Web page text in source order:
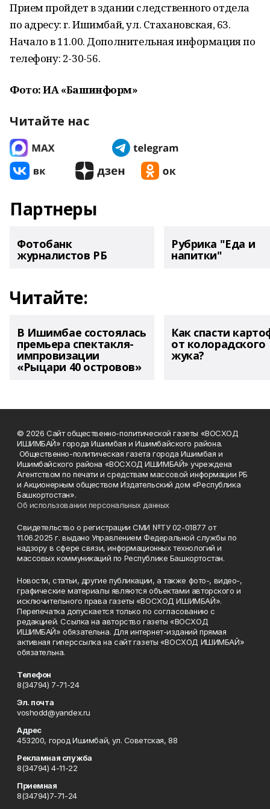
Прием пройдет в здании следственного отдела
по адресу: г. Ишимбай, ул. Стахановская, 63.
Начало в 11.00. Дополнительная информация по
телефону: 2-30-56.
Фото: ИА «Башинформ»
Читайте нас
Партнеры
Фотобанк
журналистов РБ
Рубрика "Еда и
напитки"
Читайте:
В Ишимбае состоялась
премьера спектакля-
импровизации
«Рыцари 40 островов»
Как спасти
от колорадского
жука?
© 2026 Сайт общественно-политической газеты «ВОСХОД
ИШИМБАЙ» города Ишимбая и Ишимбайского района.
Общественно-политическая газета города Ишимбая и
Ишимбайского района «ВОСХОД ИШИМБАЙ» учреждена
Агентством по печати и средствам массовой информации РБ
и Акционерным обществом Издательский дом «Республика
Башкортостан».
Об использовании персональных данных
Свидетельство о регистрации СМИ №ТУ 02-01877 от
11.06.2025 г. выдано Управлением Федеральной службы по
надзору в сфере связи, информационных технологий и
массовых коммуникаций по Республике Башкортостан.
Новости, статьи, другие публикации, а также фото-, видео-,
графические материалы являются объектами авторского и
исключительного права газеты «ВОСХОД ИШИМБАЙ».
Перепечатка допускается только по согласованию с
редакцией. Ссылка на авторство газеты «ВОСХОД
ИШИМБАЙ» обязательна. Для интернет-изданий прямая
активная гиперссылка на сайт газеты «ВОСХОД ИШИМБАЙ»
обязательна.
Телефон
8(34794) 7-71-24
Эл. почта
voshodd@yandex.ru
Адрес
453200, город Ишимбай, ул. Советская, 88
Рекламная служба
8(34794) 4-11-22
Приемная
8(34794)7-71-24